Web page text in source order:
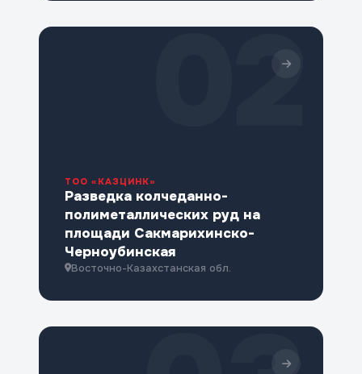
02
ТОО «КАЗЦИНК»
Разведка колчеданно-
полиметаллических руд на
площади Сакмарихинско-
Черноубинская
Восточно-Казахстанская обл.